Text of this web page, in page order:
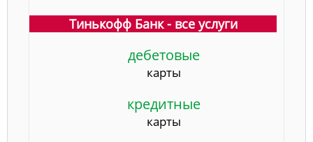
Тинькофф Банк - все услуги
дебетовые
карты
кредитные
карты